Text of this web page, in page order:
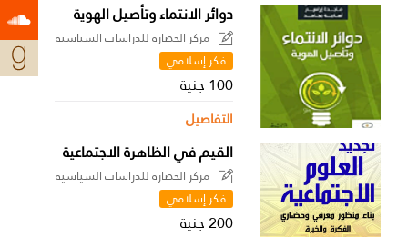
دوائر الانتماء وتأصيل الهوية
مركز الحضارة للدراسات السياسية
فكر إسلامي
100 جنية
التفاصيل
القيم في الظاهرة الاجتماعية
مركز الحضارة للدراسات السياسية
فكر إسلامي
200 جنية